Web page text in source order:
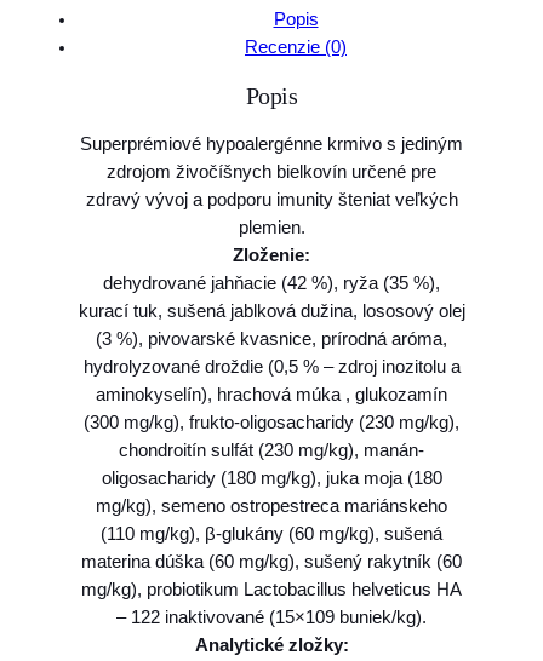
i
t
C
e
d
o
g
H
y
p
o
a
l
l
e
r
Popis
Recenzie (0)
Popis
Superprémiové hypoalergénne krmivo s jediným
zdrojom živočíšnych bielkovín určené pre
zdravý vývoj a podporu imunity šteniat veľkých
plemien.
Zloženie:
dehydrované jahňacie (42 %), ryža (35 %),
kurací tuk, sušená jablková dužina, lososový olej
(3 %), pivovarské kvasnice, prírodná aróma,
hydrolyzované droždie (0,5 % – zdroj inozitolu a
aminokyselín), hrachová múka , glukozamín
(300 mg/kg), frukto-oligosacharidy (230 mg/kg),
chondroitín sulfát (230 mg/kg), manán-
oligosacharidy (180 mg/kg), juka moja (180
mg/kg), semeno ostropestreca mariánskeho
(110 mg/kg), β-glukány (60 mg/kg), sušená
materina dúška (60 mg/kg), sušený rakytník (60
mg/kg), probiotikum Lactobacillus helveticus HA
– 122 inaktivované (15×109 buniek/kg).
Analytické zložky: